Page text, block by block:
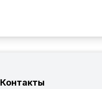
Контакты